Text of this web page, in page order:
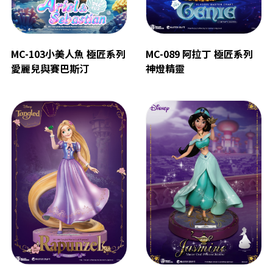
MC-103小美人魚 極匠系列
愛麗兒與賽巴斯汀
MC-089 阿拉丁 極匠系列
神燈精靈